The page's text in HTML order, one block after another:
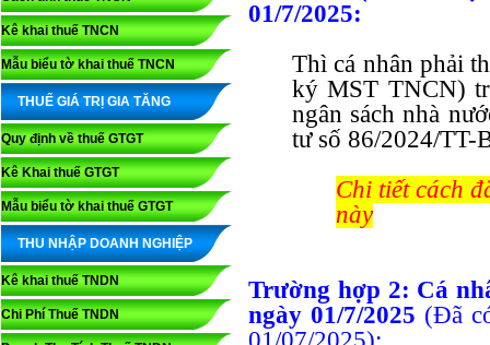
Kê khai thuế TNCN
Mẫu biểu tờ khai thuế TNCN
THUẾ GIÁ TRỊ GIA TĂNG
Quy định về thuế GTGT
Kê Khai thuế GTGT
Mẫu biểu tờ khai thuế GTGT
THU NHẬP DOANH NGHIỆP
Kê khai thuế TNDN
Chi Phí Thuế TNDN
01/7/2025:
Thì cá nhân phải
ký MST TNCN)
ngân sách nhà
tư số 86/2024/TT-
Chi tiết cách
này
Trường hợp 2: Cá
ngày 01/7/2025 (Đã